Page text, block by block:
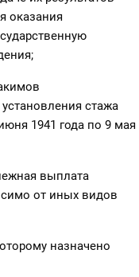
оказания
стажа
1941 года по 9 мая
выплата
от иных видов
назначено